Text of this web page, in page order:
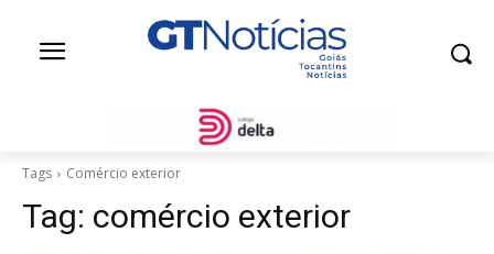
Tags Comércio exterior
Tag: comércio exterior